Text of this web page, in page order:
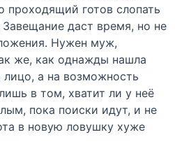
готов слопать
даст время, но не
Нужен муж,
же, как однажды нашла
а на возможность
в том, хватит ли у неё
пока поиски идут, и не
в новую ловушку хуже